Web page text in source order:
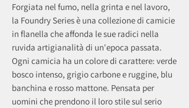
Forgiata nel fumo, nella grinta e nel lavoro,
la Foundry Series è una collezione di camicie
in flanella che affonda le sue radici nella
ruvida artigianalità di un'epoca passata.
Ogni camicia ha un colore di carattere: verde
bosco intenso, grigio carbone e ruggine, blu
banchina e rosso mattone. Pensata per
uomini che prendono il loro stile sul serio